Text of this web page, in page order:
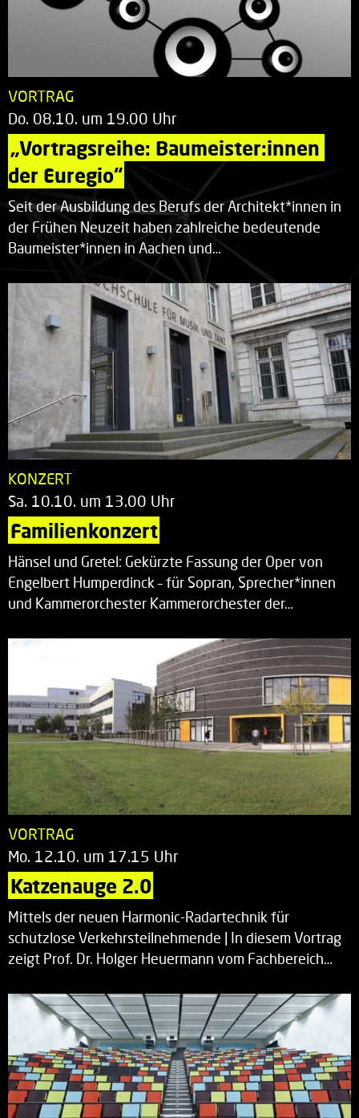
VORTRAG
Do. 08.10. um 19.00 Uhr
„Vortragsreihe: Baumeister:innen
der Euregio“
Seit der Ausbildung des Berufs der Architekt*innen in
der Frühen Neuzeit haben zahlreiche bedeutende
Baumeister*innen in Aachen und…
KONZERT
Sa. 10.10. um 13.00 Uhr
Familienkonzert
Hänsel und Gretel: Gekürzte Fassung der Oper von
Engelbert Humperdinck – für Sopran, Sprecher*innen
und Kammerorchester Kammerorchester der…
VORTRAG
Mo. 12.10. um 17.15 Uhr
Katzenauge 2.0
Mittels der neuen Harmonic-Radartechnik für
schutzlose Verkehrsteilnehmende | In diesem Vortrag
zeigt Prof. Dr. Holger Heuermann vom Fachbereich…